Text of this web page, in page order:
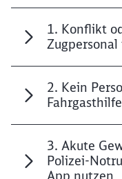
1. Konflikt
2. Kein
3. Akute
Polizei-
App nutzen